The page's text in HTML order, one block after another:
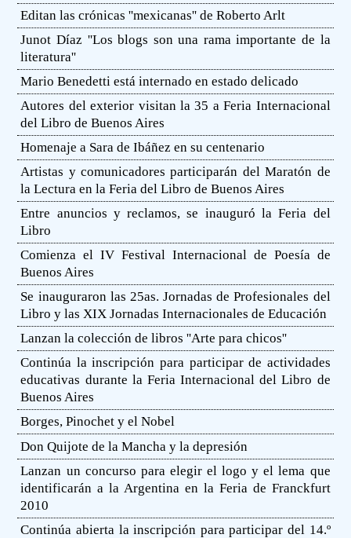
Editan las crónicas ''mexicanas'' de Roberto Arlt
Junot Díaz ''Los blogs son una rama importante de la
literatura''
Mario Benedetti está internado en estado delicado
Autores del exterior visitan la 35 a Feria Internacional
del Libro de Buenos Aires
Homenaje a Sara de Ibáñez en su centenario
Artistas y comunicadores participarán del Maratón de
la Lectura en la Feria del Libro de Buenos Aires
Entre anuncios y reclamos, se inauguró la Feria del
Libro
Comienza el IV Festival Internacional de Poesía de
Buenos Aires
Se inauguraron las 25as. Jornadas de Profesionales del
Libro y las XIX Jornadas Internacionales de Educación
Lanzan la colección de libros ''Arte para chicos''
Continúa la inscripción para participar de actividades
educativas durante la Feria Internacional del Libro de
Buenos Aires
Borges, Pinochet y el Nobel
Don Quijote de la Mancha y la depresión
Lanzan un concurso para elegir el logo y el lema que
identificarán a la Argentina en la Feria de Franckfurt
2010
Continúa abierta la inscripción para participar del 14.º